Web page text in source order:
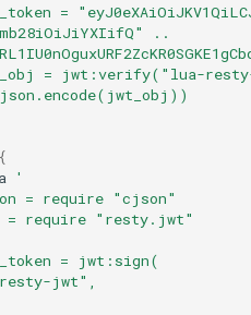
=
..
= jwt:verify("lua-
{
'
= require "cjson"
require "resty.jwt"
= jwt:sign(
jwt",